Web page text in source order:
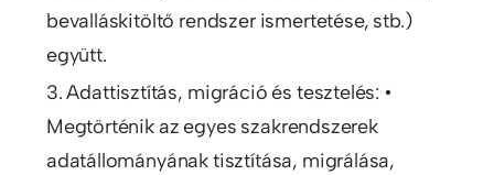
bevalláskitöltő rendszer ismertetése, stb.)
együtt.
3. Adattisztítás, migráció és tesztelés: •
Megtörténik az egyes szakrendszerek
adatállományának tisztítása, migrálása,